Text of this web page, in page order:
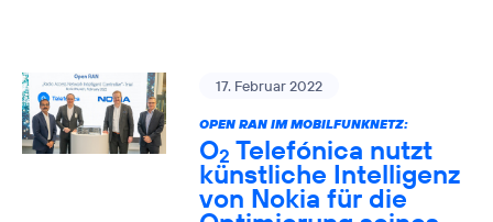
17. Februar 2022
OPEN RAN IM MOBILFUNKNETZ:
O2 Telefónica nutzt
künstliche Intelligenz
von Nokia für die